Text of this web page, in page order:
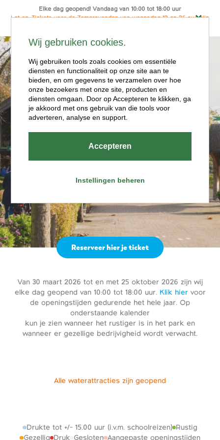
Elke dag geopend! Vandaag van 10:00 tot 18:00 uur
Let op: Tickets voor de Zomeravonden van woensdag 12 en 26 aug zijn
Ga
naar
de
inhoud
Openingstijde
n
Van 30 maart 2026 tot en met 25 oktober 2026 zijn wij
elke dag geopend van 10:00 tot 18:00 uur. Klik hiervoor
de openingstijden gedurende het hele jaar. Op
onderstaande kalender
kun je zien wanneer het rustiger is in het park en
wanneer er gezellige bedrijvigheid wordt verwacht.
Reserveer hier je ticket
Alle waterattracties zijn geopend
Aangepaste openingstijden
Druk
Drukte tot +/- 15.00 uur (i.v.m. schoolreizen)
Gesloten
Gezellig
Rustig
Wij gebruiken cookies.
Wij gebruiken tools zoals cookies om essentiële
diensten en functionaliteit op onze site aan te
bieden, en om gegevens te verzamelen over hoe
onze bezoekers met onze site, producten en
diensten omgaan. Door op Accepteren te klikken, ga
je akkoord met ons gebruik van die tools voor
adverteren, analyse en support.
Accepteren
Instellingen beheren